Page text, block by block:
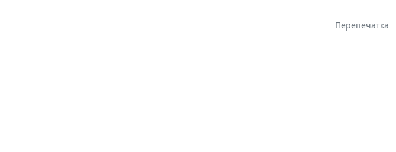
Перепечатка